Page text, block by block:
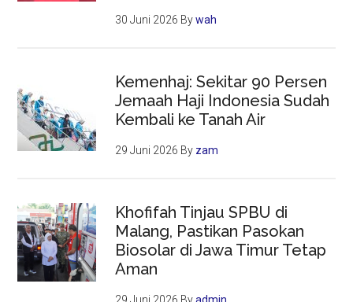
30 Juni 2026 Bywah
Kemenhaj: Sekitar 90 Persen
Jemaah Haji Indonesia Sudah
Kembali ke Tanah Air
29 Juni 2026 By zam
Khofifah Tinjau SPBU di
Malang, Pastikan Pasokan
Biosolar di Jawa Timur Tetap
Aman